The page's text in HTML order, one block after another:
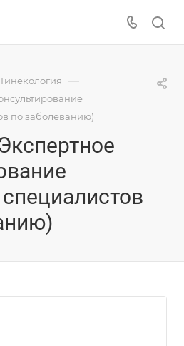
Гинекология —
по заболеванию)